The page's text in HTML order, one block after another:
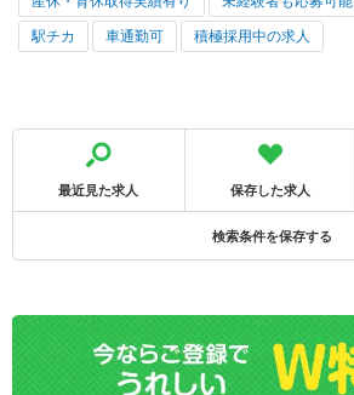
駅チカ 車通勤可 積極採用中の求人
最近見た求人 保存した求人
検索条件を保存する